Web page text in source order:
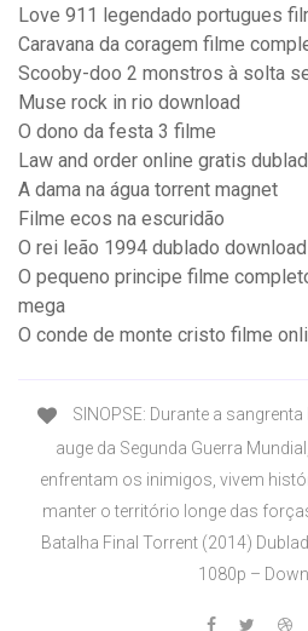
Love 911 legendado portugues
Caravana da coragem filme
Scooby-doo 2 monstros à solta
Muse rock in rio download
O dono da festa 3 filme
Law and order online gratis
A dama na água torrent magnet
Filme ecos na escuridão
O rei leão 1994 dublado download
O pequeno principe filme
mega
O conde de monte cristo filme
SINOPSE: Durante a
auge da Segunda Guerra
enfrentam os inimigos, vivem
manter o território longe das
Batalha Final Torrent (2014)
1080p –